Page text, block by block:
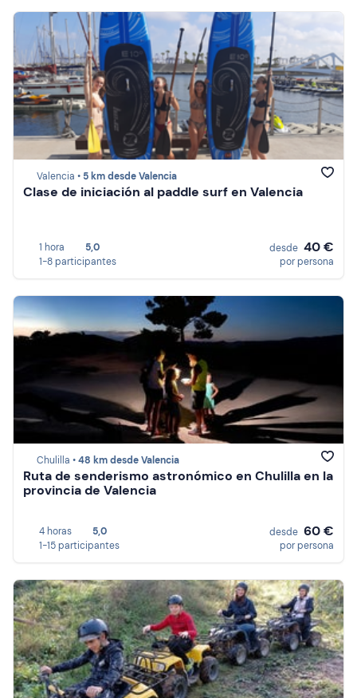
Valencia • 5 km desde Valencia
Clase de iniciación al paddle surf en Valencia
1 hora
5,0
1-8 participantes
desde 40 €
por persona
Chulilla •48 km desde Valencia
Ruta de senderismo astronómico en Chulilla en la
provincia de Valencia
4 horas
5,0
1-15 participantes
desde 60 €
por persona